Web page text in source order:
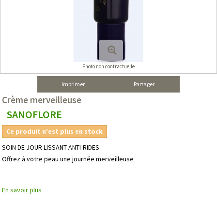
Photo non contractuelle
Imprimer Partager
Crème merveilleuse
SANOFLORE
Ce produit n'est plus en stock
SOIN DE JOUR LISSANT ANTI-RIDES
Offrez à votre peau une journée merveilleuse
En savoir plus